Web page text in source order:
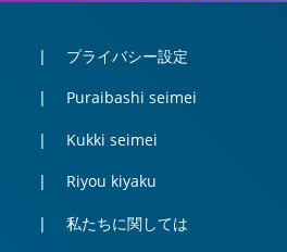
プライバシー設定
Puraibashi seimei
Kukki seimei
Riyou kiyaku
私たちに関しては